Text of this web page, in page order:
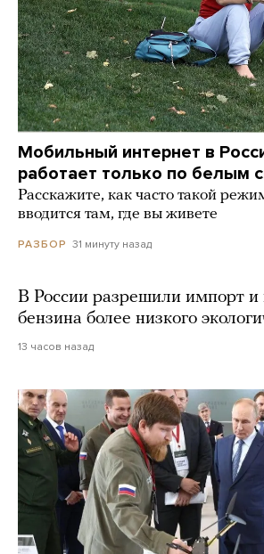
Мобильный интернет в
работает только по белым
Расскажите, как часто такой
вводится там, где вы живете
РАЗБОР 31 минуту назад
В России разрешили импорт и
бензина более низкого
13 часов назад